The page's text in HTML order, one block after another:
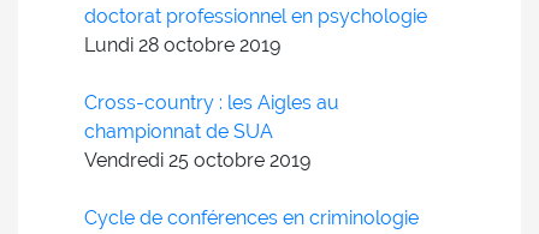
doctorat professionnel en psychologie
Lundi 28 octobre 2019
Cross-country : les Aigles au
championnat de SUA
Vendredi 25 octobre 2019
Cycle de conférences en criminologie